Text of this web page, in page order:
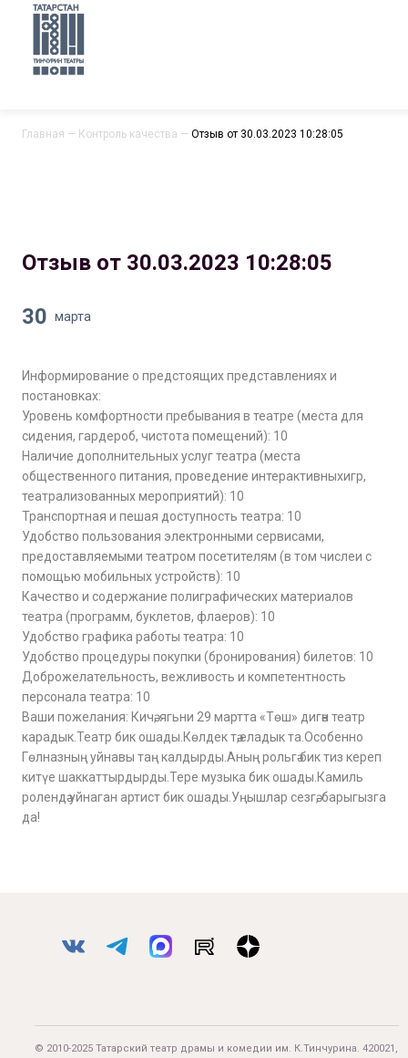
Главная — Контроль качества — Отзыв от 30.03.2023 10:28:05
Отзыв от 30.03.2023 10:28:05
30 марта
Информирование о предстоящих представлениях и
постановках:
Уровень комфортности пребывания в театре (места для
сидения, гардероб, чистота помещений): 10
Наличие дополнительных услуг театра (места
общественного питания, проведение интерактивныхигр,
театрализованных мероприятий): 10
Транспортная и пешая доступность театра: 10
Удобство пользования электронными сервисами,
предоставляемыми театром посетителям (в том числеи с
помощью мобильных устройств): 10
Качество и содержание полиграфических материалов
театра (программ, буклетов, флаеров): 10
Удобство графика работы театра: 10
Удобство процедуры покупки (бронирования) билетов: 10
Доброжелательность, вежливость и компетентность
персонала театра: 10
Ваши пожелания: Кичә, ягьни 29 мартта «Төш» дигән театр
карадык.Театр бик ошады.Көлдек тә,еладык та.Особенно
Гөлназның уйнавы таң калдырды.Аның рольгә бик тиз кереп
китүе шаккаттырдырды.Тере музыка бик ошады.Камиль
ролендә уйнаган артист бик ошады.Уңышлар сезгә, барыгызга
да!
© 2010-2025 Татарский театр драмы и комедии им. К.Тинчурина. 420021,